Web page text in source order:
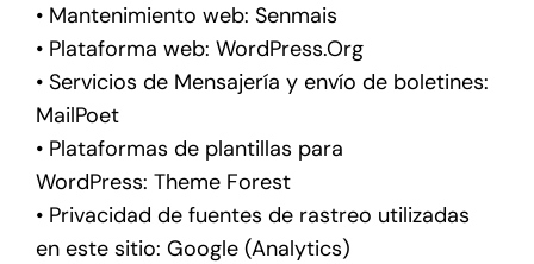
• Mantenimiento web: Senmais
• Plataforma web: WordPress.Org
• Servicios de Mensajería y envío de boletines:
MailPoet
• Plataformas de plantillas para
WordPress: Theme Forest
• Privacidad de fuentes de rastreo utilizadas
en este sitio: Google (Analytics)